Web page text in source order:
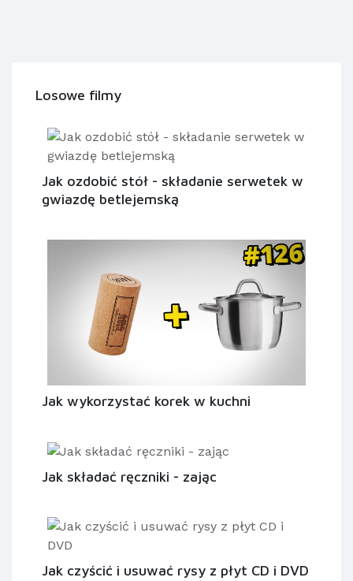
Losowe filmy
Jak ozdobić stół - składanie serwetek w
gwiazdę betlejemską
Jak wykorzystać korek w kuchni
Jak składać ręczniki - zając
Jak czyścić i usuwać rysy z płyt CD i DVD